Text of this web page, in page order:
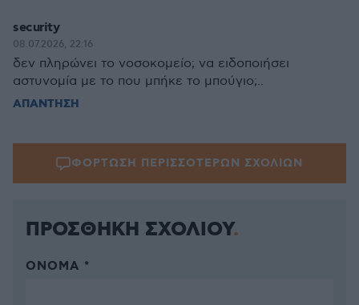
security
08.07.2026, 22:16
δεν πληρώνει το νοσοκομείο; να ειδοποιήσει
αστυνομία με το που μπήκε το μπούγιο;..
ΑΠΑΝΤΗΣΗ
ΦΟΡΤΩΣΗ ΠΕΡΙΣΣΟΤΕΡΩΝ ΣΧΟΛΙΩΝ
ΠΡΟΣΘΗΚΗ ΣΧΟΛΙΟΥ
ΌΝΟΜΑ *